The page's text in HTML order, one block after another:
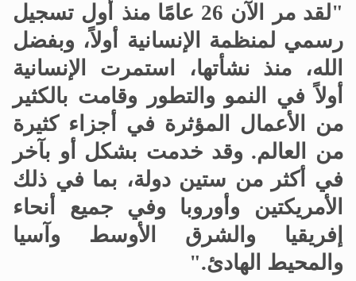
"لقد مر الآن 26 عامًا منذ أول تسجيل
رسمي لمنظمة الإنسانية أولاً، وبفضل
الله، منذ نشأتها، استمرت الإنسانية
أولاً في النمو والتطور وقامت بالكثير
من الأعمال المؤثرة في أجزاء كثيرة
من العالم. وقد خدمت بشكل أو بآخر
في أكثر من ستين دولة، بما في ذلك
الأمريكتين وأوروبا وفي جميع أنحاء
إفريقيا والشرق الأوسط وآسيا
والمحيط الهادئ."